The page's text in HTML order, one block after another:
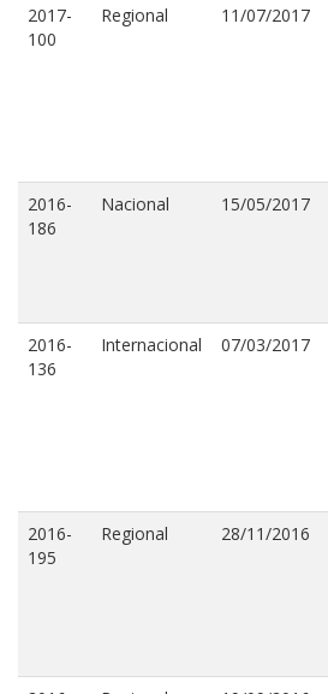
2017-
100
Regional 11/07/2017
2016-
186
Nacional 15/05/2017
2016-
136
Internacional 07/03/2017
2016-
195
Regional 28/11/2016